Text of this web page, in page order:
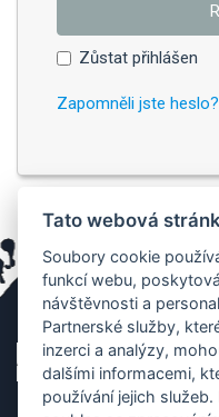
Zůstat přihlášen
Zapomněli jste heslo?
Tato webová
Soubory cookie
funkcí webu,
návštěvnosti a
Partnerské služby,
inzerci a analýzy,
dalšími informacemi,
používání jejich